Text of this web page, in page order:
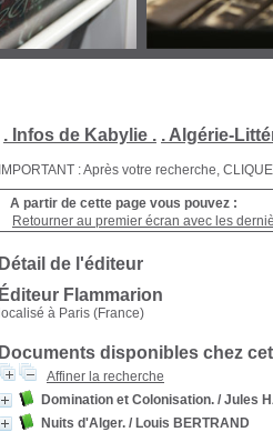
. Infos de Kabylie . . Algérie-
IMPORTANT : Après votre recherche,
A partir de cette page vous pouvez :
Retourner au premier écran avec les
Détail de l'éditeur
Éditeur Flammarion
localisé à Paris (France)
Documents disponibles chez
Affiner la recherche
Domination et Colonisation. / Jules
Nuits d'Alger. / Louis BERTRAND